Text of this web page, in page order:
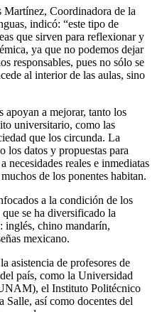
Coordinadora de la
indicó: “este tipo de
que sirven para reflexionar y
ya que no podemos dejar
responsables, pues no sólo se
al interior de las aulas, sino
apoyan a mejorar, tanto los
universitario, como las
que los circunda. La
los datos y propuestas para
necesidades reales e inmediatas
de los ponentes habitan.
a la condición de los
se ha diversificado la
inglés, chino mandarín,
mexicano.
asistencia de profesores de
país, como la Universidad
el Instituto Politécnico
así como docentes del